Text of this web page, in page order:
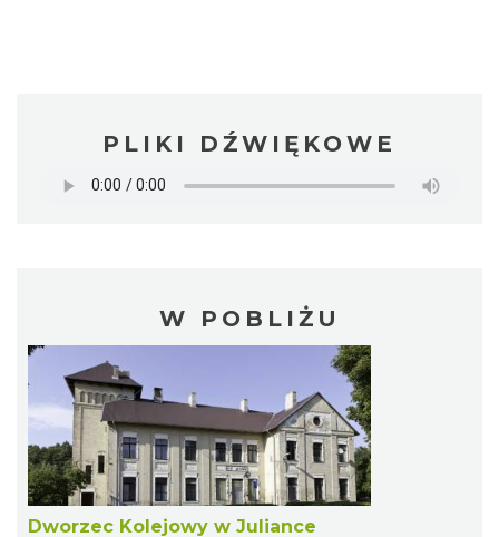
PLIKI DŹWIĘKOWE
W POBLIŻU
Dworzec Kolejowy w Juliance